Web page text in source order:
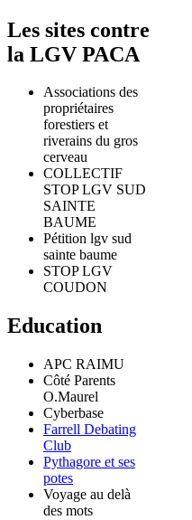
Les sites contre
la LGV PACA
Associations des
propriétaires
forestiers et
riverains du gros
cerveau
COLLECTIF
STOP LGV SUD
SAINTE
BAUME
Pétition lgv sud
sainte baume
STOP LGV
COUDON
Education
APC RAIMU
Côté Parents
O.Maurel
Cyberbase
Farrell Debating
Club
Pythagore et ses
potes
Voyage au delà
des mots